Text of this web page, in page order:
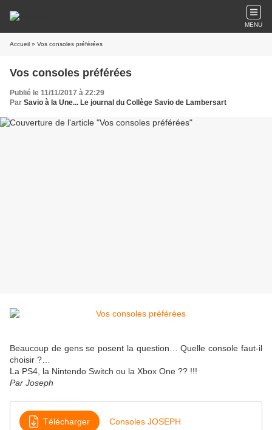
MENU
Accueil » Vos consoles préférées
Vos consoles préférées
Publié le 11/11/2017 à 22:29
Par Savio à la Une... Le journal du Collège Savio de Lambersart
Beaucoup de gens se posent la question… Quelle console faut-il
choisir ?…
La PS4, la Nintendo Switch ou la Xbox One ?? !!!
Par Joseph
Télécharger Consoles JOSEPH